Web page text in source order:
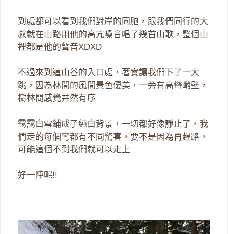
到處都可以看到我們對岸的同胞，跟我們同行的大
叔就在山路用他的高亢嗓音唱了幾首山歌，整個山
裡都是他的聲音XDXD
不過來到這山谷的入口處，著實讓我們下了一大
跳，因為林間的風間景色優美，一旁有高聳峭壁，
樹林間感覺井然有序
靄靄白雪鋪成了純白背景，一切都好像靜止了，我
們走的每個彎都有不同驚喜，要不是因為再趕路，
可能這個不到我們就可以走上
好一陣呢!!